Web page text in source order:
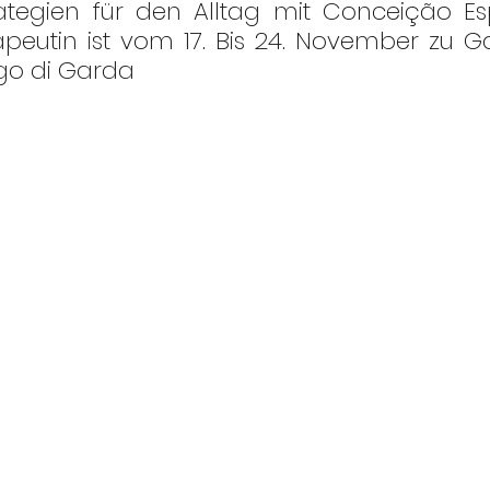
Vestige Collection
für den Alltag mit Conceição
ist vom 17. Bis 24. November zu
di Garda